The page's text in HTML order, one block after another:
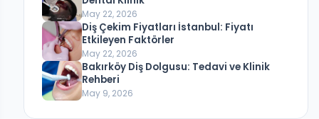
May 22, 2026
Diş Çekim Fiyatları İstanbul: Fiyatı
Etkileyen Faktörler
May 22, 2026
Bakırköy Diş Dolgusu: Tedavi ve Klinik
Rehberi
May 9, 2026